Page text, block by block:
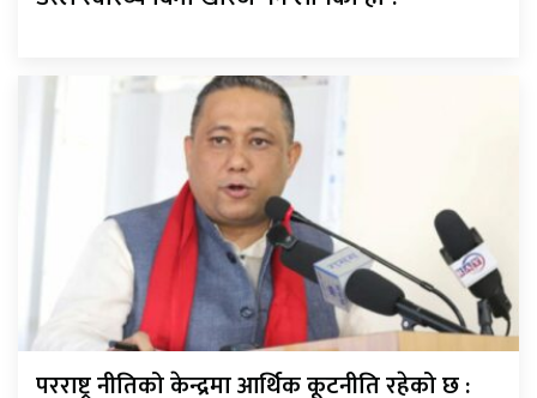
परराष्ट्र नीतिको केन्द्रमा आर्थिक कूटनीति रहेको छ :